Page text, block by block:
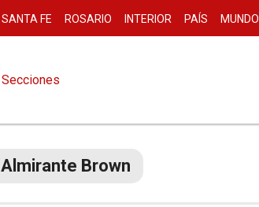
SANTA FE ROSARIO INTERIOR PAÍS MUNDO
Secciones
Almirante Brown